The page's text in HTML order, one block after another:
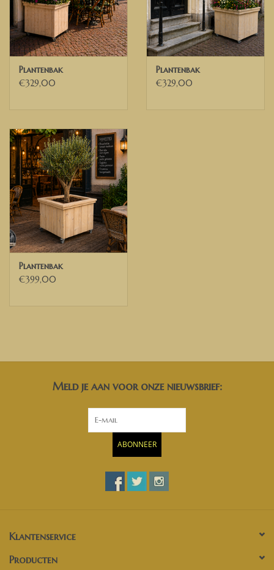
Plantenbak
€329,00
Plantenbak
€329,00
Plantenbak
€399,00
Meld je aan voor onze nieuwsbrief:
ABONNEER
Klantenservice
Producten